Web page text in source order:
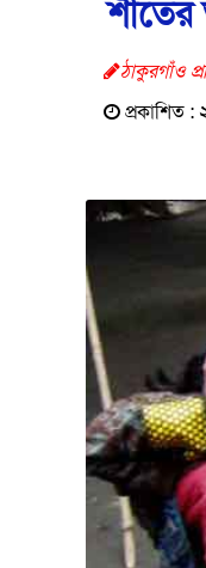
শীতের
ঠাকুরগাঁও
প্রকাশিত